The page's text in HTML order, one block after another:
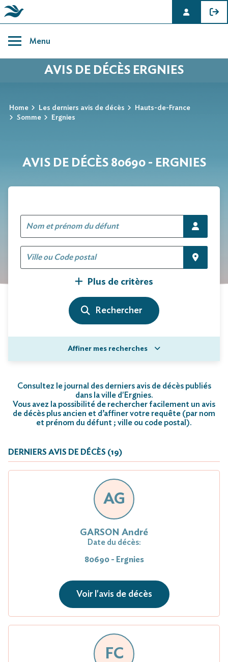
content
Menu
AVIS DE DÉCÈS ERGNIES
Home Les derniers avis de décès
Hauts-de-France
Somme
Ergnies
AVIS DE DÉCÈS 80690 - ERGNIES
Plus de critères
Affiner mes recherches
Consultez le journal des derniers avis de décès publiés
dans la ville d'Ergnies.
Vous avez la possibilité de rechercher facilement un avis
de décès plus ancien et d’affiner votre requête (par nom
et prénom du défunt ; ville ou code postal).
DERNIERS AVIS DE DÉCÈS (19)
AG
GARSON André
Date du décès:
80690 - Ergnies
Voir l'avis de décès
FC